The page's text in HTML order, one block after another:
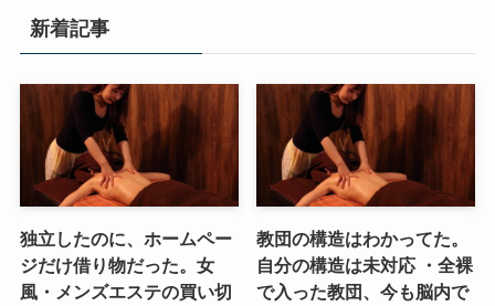
新着記事
独立したのに、ホームペー
ジだけ借り物だった。女
風・メンズエステの買い切
教団の構造はわかってた。
自分の構造は未対応 ・全裸
で入った教団、今も脳内で